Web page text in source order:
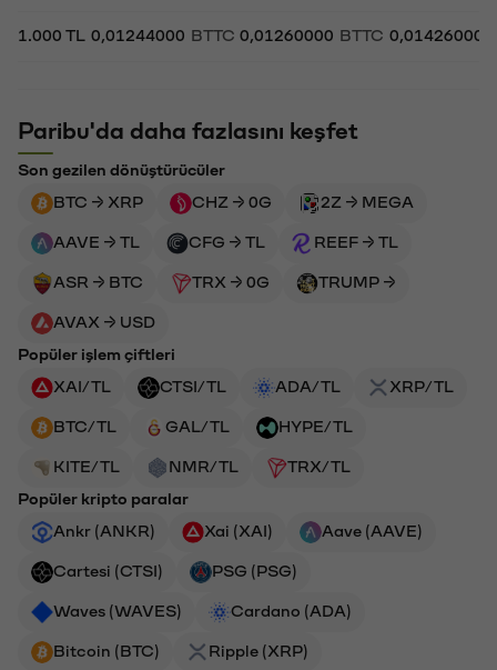
1.000 TL 0,01244000 BTTC 0,01260000 BTTC 0,01426000
Paribu'da daha fazlasını keşfet
Son gezilen dönüştürücüler
BTC → XRP
CHZ → 0G 2Z → MEGA
AAVE → TL CFG → TL REEF → TL
ASR → BTC TRX → 0G TRUMP →
AVAX → USD
Popüler işlem çiftleri
XAI/TL
CTSI/TL ADA/TL XRP/TL
BTC/TL GAL/TL HYPE/TL
KITE/TL NMR/TL
TRX/TL
Popüler kripto paralar
Ankr (ANKR)
Xai (XAI) Aave (AAVE)
Cartesi (CTSI) PSG (PSG)
Waves (WAVES) Cardano (ADA)
Bitcoin (BTC) Ripple (XRP)